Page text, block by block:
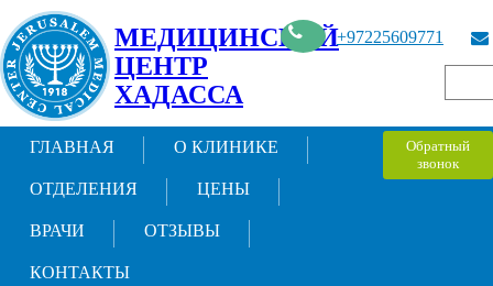
МЕДИЦИНСКИЙ
ЦЕНТР
ХАДАССА
+97225609771
ГЛАВНАЯ О КЛИНИКЕ
ОТДЕЛЕНИЯ ЦЕНЫ
ВРАЧИ ОТЗЫВЫ
КОНТАКТЫ
Обратный
звонок